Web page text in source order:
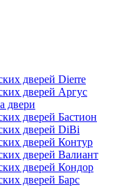
дверей Dierre
дверей Аргус
двери
дверей Бастион
дверей DiBi
дверей Контур
дверей Валиант
дверей Кондор
дверей Барс